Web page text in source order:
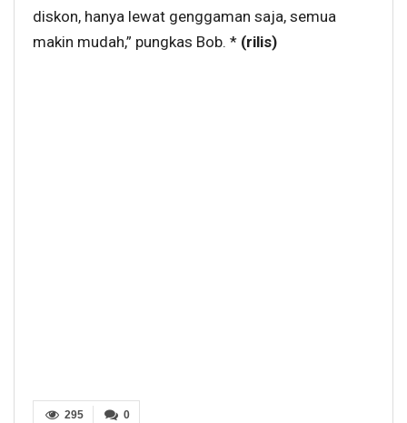
diskon, hanya lewat genggaman saja, semua
makin mudah,” pungkas Bob. * (rilis)
0
295